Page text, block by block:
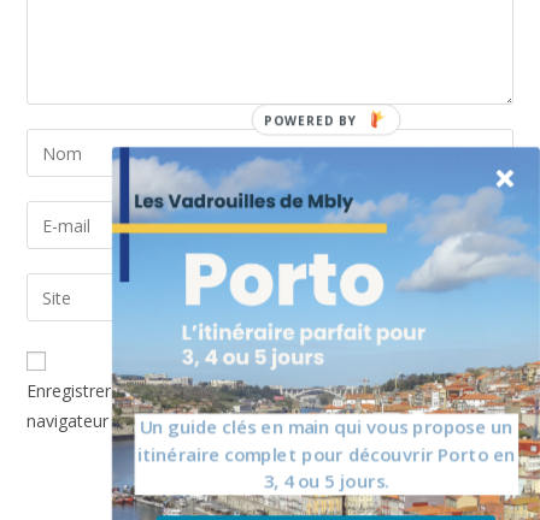
Enregistrer mon nom, mon e-mail et mon site dans le
navigateur pour mon prochain commentaire.
Un guide clés en main qui vous propose un
itinéraire complet pour découvrir Porto en
3, 4 ou 5 jours.
POWERED BY